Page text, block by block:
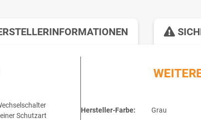
Schutzart
Hersteller-Farbe: Grau